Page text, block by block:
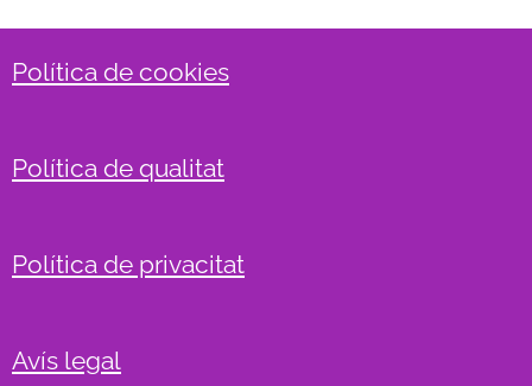
Política de cookies
Política de qualitat
Política de privacitat
Avís legal